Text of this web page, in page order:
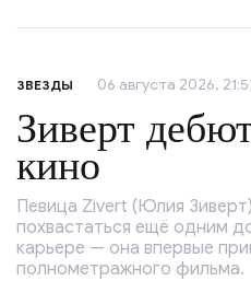
ЗВЕЗДЫ 06 августа 2026,
Зиверт
кино
Певица Zivert (Юлия
похвастаться ещё одним
карьере — она впервые
полнометражного фильма.